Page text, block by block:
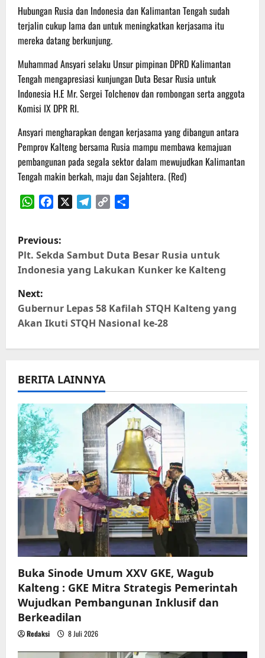
Hubungan Rusia dan Indonesia dan Kalimantan Tengah sudah
terjalin cukup lama dan untuk meningkatkan kerjasama itu
mereka datang berkunjung.
Muhammad Ansyari selaku Unsur pimpinan DPRD Kalimantan
Tengah mengapresiasi kunjungan Duta Besar Rusia untuk
Indonesia H.E Mr. Sergei Tolchenov dan rombongan serta anggota
Komisi IX DPR RI.
Ansyari mengharapkan dengan kerjasama yang dibangun antara
Pemprov Kalteng bersama Rusia mampu membawa kemajuan
pembangunan pada segala sektor dalam mewujudkan Kalimantan
Tengah makin berkah, maju dan Sejahtera. (Red)
P
o
s
t
v
i
g
a
t
i
o
n
Previous:
Plt. Sekda Sambut Duta Besar Rusia untuk
Indonesia yang Lakukan Kunker ke Kalteng
Next:
Gubernur Lepas 58 Kafilah STQH Kalteng yang
Akan Ikuti STQH Nasional ke-28
BERITA LAINNYA
Buka Sinode Umum XXV GKE, Wagub
Kalteng : GKE Mitra Strategis Pemerintah
Wujudkan Pembangunan Inklusif dan
Berkeadilan
Redaksi 8 Juli 2026